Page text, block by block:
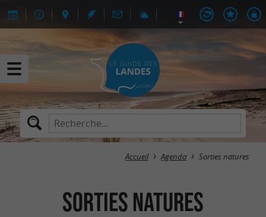
Accueil Agenda Sorties natures
Sorties natures